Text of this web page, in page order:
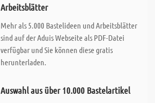
Arbeitsblätter
Mehr als 5.000 Bastelideen und Arbeitsblätter
sind auf der Aduis Webseite als PDF-Datei
verfügbar und Sie können diese gratis
herunterladen.
Auswahl aus über 10.000 Bastelartikel